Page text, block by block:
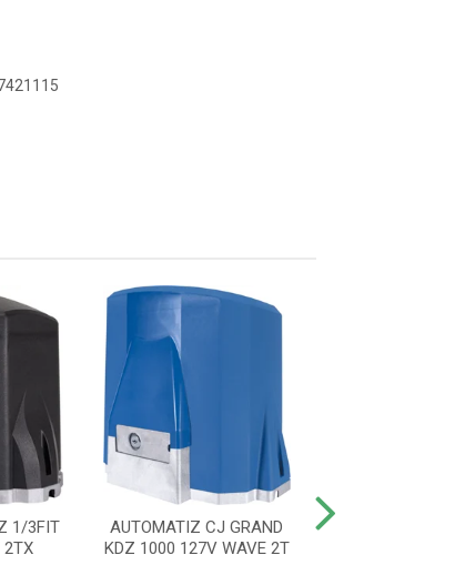
1/3FIT
2TX
AUTOMATIZ CJ GRAND
KDZ 1000 127V WAVE 2T